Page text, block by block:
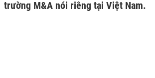
trường M&A nói riêng tại Việt Nam.